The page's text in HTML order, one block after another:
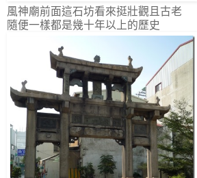
風神廟前面這石坊看來挺壯觀且古老
隨便一樣都是幾十年以上的歷史